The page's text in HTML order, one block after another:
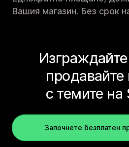
Вашия магазин. Без срок
продавайте
с темите на
Започнете безплатен